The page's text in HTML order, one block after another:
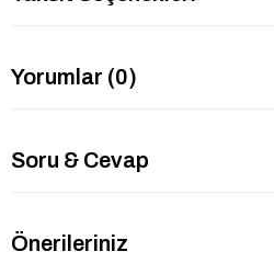
Yorumlar (0)
Soru & Cevap
Önerileriniz